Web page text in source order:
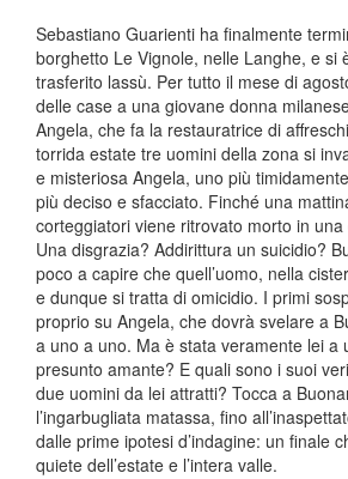
Sebastiano Guarienti ha finalmente
borghetto Le Vignole, nelle Langhe, e si
trasferito lassù. Per tutto il mese di
delle case a una giovane donna
Angela, che fa la restauratrice di
torrida estate tre uomini della zona si
e misteriosa Angela, uno più
più deciso e sfacciato. Finché una
corteggiatori viene ritrovato morto in una
Una disgrazia? Addirittura un suicidio?
poco a capire che quell’uomo, nella
e dunque si tratta di omicidio. I primi
proprio su Angela, che dovrà svelare a
a uno a uno. Ma è stata veramente lei a
presunto amante? E quali sono i suoi
due uomini da lei attratti? Tocca a
l’ingarbugliata matassa, fino
dalle prime ipotesi d’indagine: un finale
quiete dell’estate e l’intera valle.